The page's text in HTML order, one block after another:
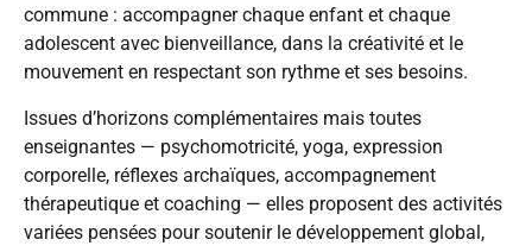
commune : accompagner chaque enfant et chaque
adolescent avec bienveillance, dans la créativité et le
mouvement en respectant son rythme et ses besoins.
Issues d’horizons complémentaires mais toutes
enseignantes — psychomotricité, yoga, expression
corporelle, réflexes archaïques, accompagnement
thérapeutique et coaching — elles proposent des activités
variées pensées pour soutenir le développement global,